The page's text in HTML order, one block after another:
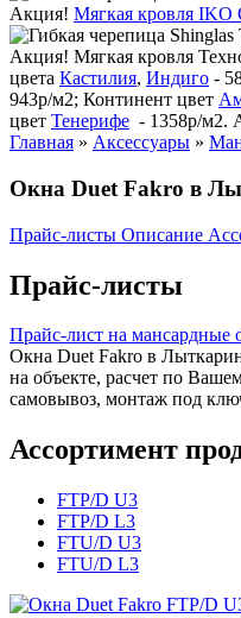
Акция! Мягкая кровля IKO
Акция! Мягкая кровля
цвета Кастилия, Индиго -
943р/м2; Континент цвет
цвет Тенерифе - 1358р/м2.
Главная » Аксессуары »
Окна Duet Fakro в
Прайс-листы Описание
Прайс-листы
Прайс-лист на мансардные
Окна Duet Fakro в
на объекте, расчет по
самовывоз, монтаж под
Ассортимент
FTP/D U3
FTP/D L3
FTU/D U3
FTU/D L3